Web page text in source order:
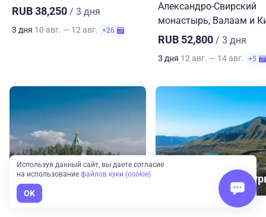
RUB 38,250 / 3 дня
3 дня 10 авг. — 12 авг. +26
Александро-Свирский
монастырь, Валаам и
RUB 52,800 / 3 дня
3 дня 12 авг. — 14 авг. +5
Карелия Экскурсионные
Используя данный сайт, вы даете согласие
на использование файлов куки (cookie)
OK